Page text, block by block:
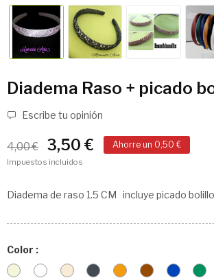
Diadema Raso + picado
Escribe tu opinión
4,00 € 3,50 € Ahorre un 0,50 €
Impuestos incluidos
Diadema de raso 1.5 CM incluye picado bolillo
Color :
BeigeBlancoBlancoNegrocobreMarrónAzul